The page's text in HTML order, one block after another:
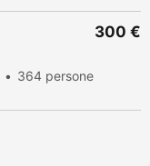
364 persone
300 €